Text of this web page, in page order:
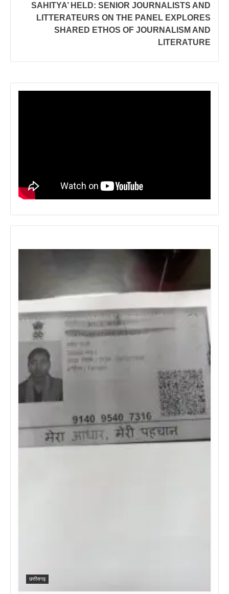
SAHITYA’ HELD: SENIOR JOURNALISTS AND
LITTERATEURS ON THE PANEL EXPLORES
SHARED ETHOS OF JOURNALISM AND
LITERATURE
छत्तीसगढ़